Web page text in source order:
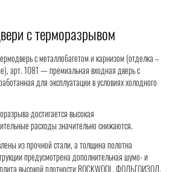
с терморазрывом
с металлобагетом и карнизом (отделка –
арт. 1081 — премиальная входная дверь с
для эксплуатации в условиях холодного
достигается высокая
расходы значительно снижаются.
из прочной стали, а толщина полотна
предусмотрена дополнительная шумо- и
высокой плотности ROCKWOOL, ФОЛЬГОИЗОЛ.